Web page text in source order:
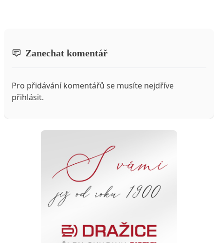
Zanechat komentář
Pro přidávání komentářů se musíte nejdříve
přihlásit.